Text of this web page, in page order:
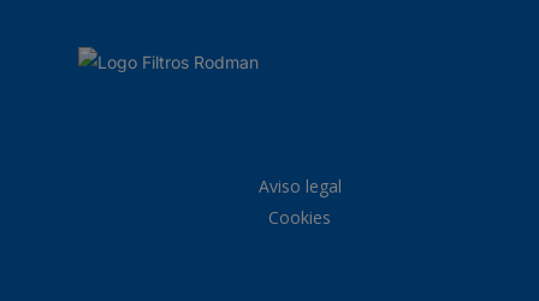
Aviso legal
Cookies